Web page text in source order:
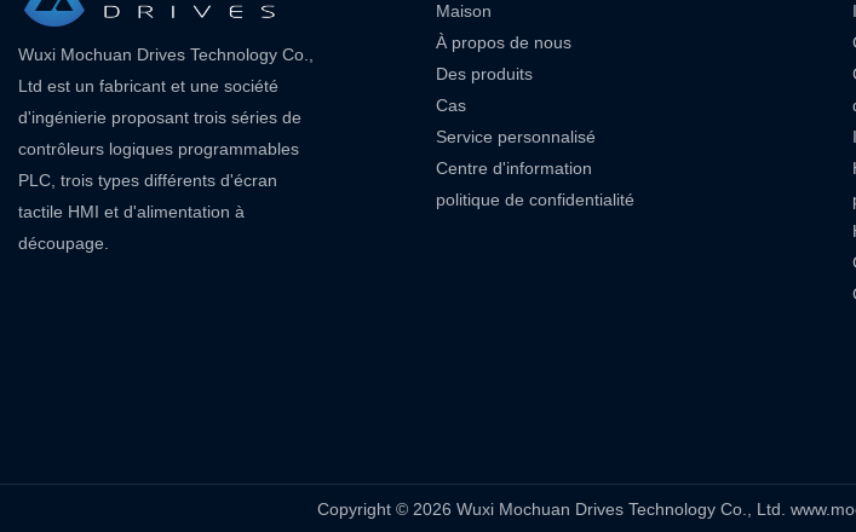
Wuxi Mochuan Drives Technology Co.,
Ltd est un fabricant et une société
d'ingénierie proposant trois séries de
contrôleurs logiques programmables
PLC, trois types différents d'écran
tactile HMI et d'alimentation à
découpage.
Maison
À propos de nous
Des produits
Cas
Service personnalisé
Centre d'information
politique de confidentialité
Copyright © 2026 Wuxi Mochuan Drives Technology Co., Ltd.